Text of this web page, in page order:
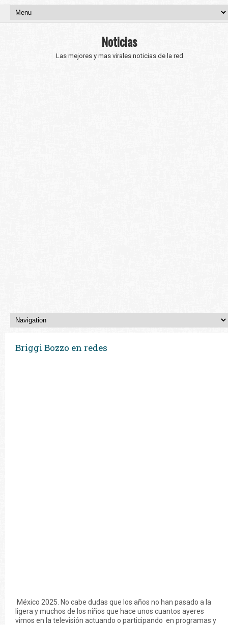
Noticias
Las mejores y mas virales noticias de la red
Briggi Bozzo en redes
México 2025. No cabe dudas que los años no han pasado a la
ligera y muchos de los niños que hace unos cuantos ayeres
vimos en la televisión actuando o participando en programas y